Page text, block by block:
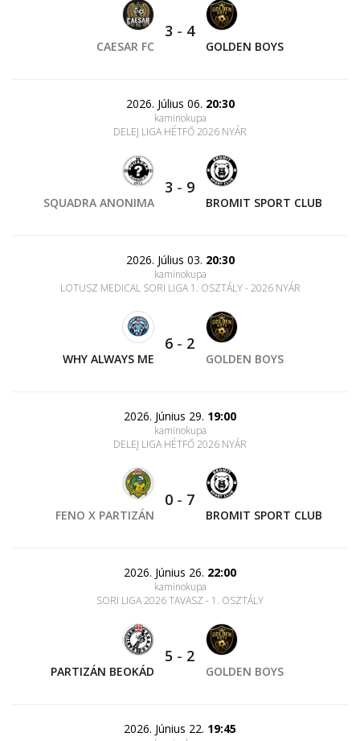
CAESAR FC
3 - 4
GOLDEN BOYS
2026. Július 06. 20:30
kaminokupa
DELEJ LIGA HÉTFŐ 2026 NYÁR
SQUADRA ANONIMA
3 - 9
BROMIT SPORT CLUB
2026. Július 03. 20:30
kaminokupa
LOTUSZ MEDICAL SORI LIGA 1. OSZTÁLY - 2026 NYÁR
WHY ALWAYS ME
6 - 2
GOLDEN BOYS
2026. Június 29. 19:00
kaminokupa
DELEJ LIGA HÉTFŐ 2026 NYÁR
FENO X PARTIZÁN
0 - 7
BROMIT SPORT CLUB
2026. Június 26. 22:00
kaminokupa
SORI LIGA 2026 TAVASZ - 1. OSZTÁLY
PARTIZÁN BEOKÁD
5 - 2
GOLDEN BOYS
2026. Június 22. 19:45